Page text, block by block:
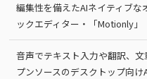
編集性を備えたAIネイティブな
ックエディター・「Motionly」
音声でテキスト入力や翻訳、
プンソースのデスクトップ向け